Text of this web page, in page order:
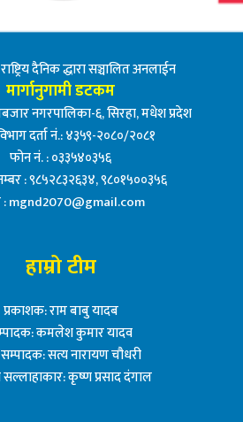
दैनिक द्धारा सञ्चालित अनलाईन
मार्गानुगामी डटकम
नगरपालिका-६, सिरहा, मधेश प्रदेश
दर्ता नं.: ४३५९-२०८०/२०८१
फोन नं. : ०३३५४०३५६
: ९८५२८३२६३४, ९८०१५००३५६
mgnd2070@gmail.com
हाम्रो टीम
प्रकाशक: राम बाबु यादब
कमलेश कुमार यादव
सत्य नारायण चौधरी
कृष्ण प्रसाद दंगाल